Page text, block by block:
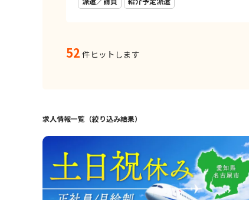
52 件ヒットします
求人情報一覧（絞り込み結果）